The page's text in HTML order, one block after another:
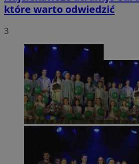
które warto odwiedzić
3